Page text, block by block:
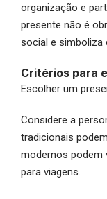
organização e
presente não é
social e simboliza
Critérios para
Escolher um
Considere a
tradicionais
modernos podem
para viagens.